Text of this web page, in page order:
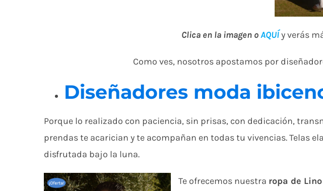
Clica en la imagen oAQUÍy verás
Como ves, nosotros apostamos por
Diseñadores moda
Porque lo realizado con paciencia, sin prisas, con dedicación,
prendas te acarician y te acompañan en todas tu vivencias. Telas
disfrutada bajo la luna.
Te ofrecemos nuestra ropa de